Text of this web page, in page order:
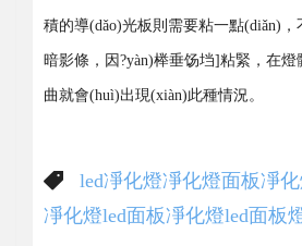
積的導(dǎo)光板則需要粘一點
暗影條，因?yàn)榉垂饧垱]粘緊，在
曲就會(huì)出現(xiàn)此種情況。
led凈化燈凈化燈面板凈
凈化燈led面板凈化燈led面板